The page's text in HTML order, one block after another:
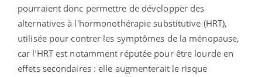
pourraient donc permettre de développer des
alternatives à l'hormonothérapie substitutive (HRT),
utilisée pour contrer les symptômes de la ménopause,
car l’HRT est notamment réputée pour être lourde en
effets secondaires : elle augmenterait le risque